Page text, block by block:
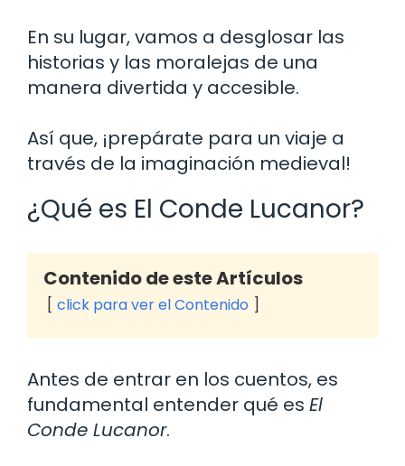
En su lugar, vamos a desglosar las
historias y las moralejas de una
manera divertida y accesible.
Así que, ¡prepárate para un viaje a
través de la imaginación medieval!
¿Qué es El Conde Lucanor?
Contenido de este Artículos
click para ver el Contenido
Antes de entrar en los cuentos, es
fundamental entender qué es El
Conde Lucanor.